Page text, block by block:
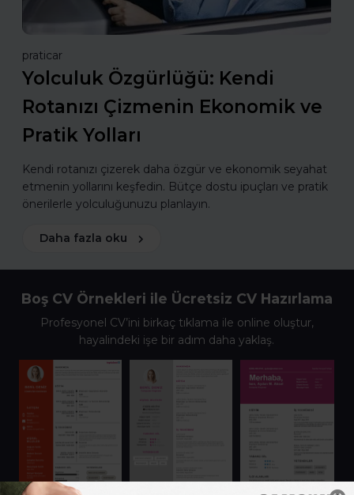
praticar
Yolculuk Özgürlüğü: Kendi
Rotanızı Çizmenin Ekonomik ve
Pratik Yolları
Kendi rotanızı çizerek daha özgür ve ekonomik seyahat
etmenin yollarını keşfedin. Bütçe dostu ipuçları ve pratik
önerilerle yolculuğunuzu planlayın.
Daha fazla oku
Boş CV Örnekleri ile Ücretsiz CV Hazırlama
Profesyonel CV’ini birkaç tıklama ile online oluştur,
hayalindeki işe bir adım daha yaklaş.